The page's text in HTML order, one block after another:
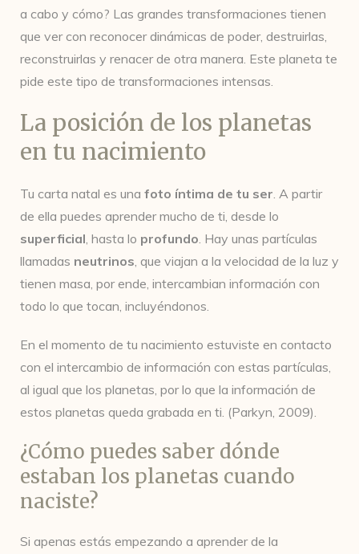
a cabo y cómo? Las grandes transformaciones tienen
que ver con reconocer dinámicas de poder, destruirlas,
reconstruirlas y renacer de otra manera. Este planeta te
pide este tipo de transformaciones intensas.
La posición de los planetas
en tu nacimiento
Tu carta natal es una foto íntima de tu ser. A partir
de ella puedes aprender mucho de ti, desde lo
superficial, hasta lo profundo. Hay unas partículas
llamadas neutrinos, que viajan a la velocidad de la luz y
tienen masa, por ende, intercambian información con
todo lo que tocan, incluyéndonos.
En el momento de tu nacimiento estuviste en contacto
con el intercambio de información con estas partículas,
al igual que los planetas, por lo que la información de
estos planetas queda grabada en ti. (Parkyn, 2009).
¿Cómo puedes saber dónde
estaban los planetas cuando
naciste?
Si apenas estás empezando a aprender de la